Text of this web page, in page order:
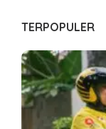
TERPOPULER